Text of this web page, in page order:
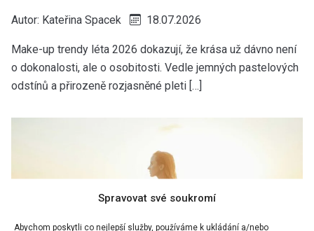
Spravovat své soukromí
Abychom poskytli co nejlepší služby, používáme k ukládání a/nebo
Autor: Kateřina Spacek 18.07.2026
Make-up trendy léta 2026 dokazují, že krása už dávno není
o dokonalosti, ale o osobitosti. Vedle jemných pastelových
odstínů a přirozeně rozjasněné pleti […]